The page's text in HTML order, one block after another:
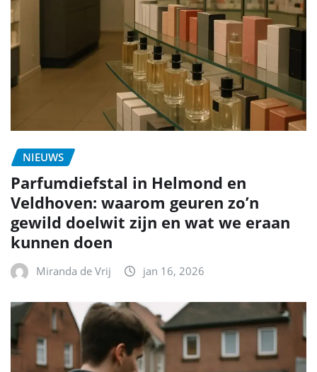
NIEUWS
Parfumdiefstal in Helmond en
Veldhoven: waarom geuren zo’n
gewild doelwit zijn en wat we eraan
kunnen doen
Miranda de Vrij jan 16, 2026